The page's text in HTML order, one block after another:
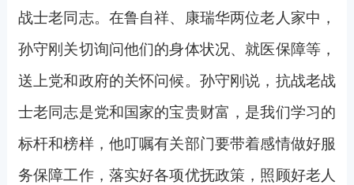
战士老同志。在鲁自祥、康瑞华两位老人家中，
孙守刚关切询问他们的身体状况、就医保障等，
送上党和政府的关怀问候。孙守刚说，抗战老战
士老同志是党和国家的宝贵财富，是我们学习的
标杆和榜样，他叮嘱有关部门要带着感情做好服
务保障工作，落实好各项优抚政策，照顾好老人